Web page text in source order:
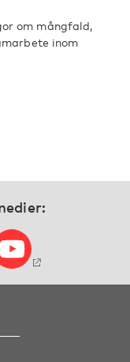
om mångfald,
inom